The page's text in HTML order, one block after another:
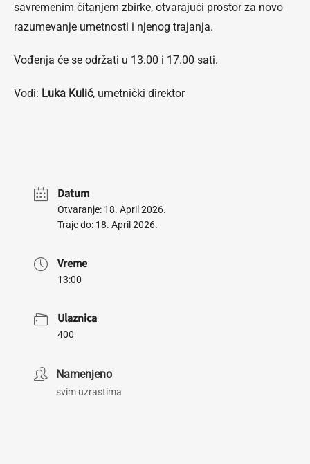
savremenim čitanjem zbirke, otvarajući prostor za novo
razumevanje umetnosti i njenog trajanja.
Vođenja će se održati u 13.00 i 17.00 sati.
Vodi: Luka Kulić, umetnički direktor
Datum
Otvaranje: 18. April 2026.
Traje do: 18. April 2026.
Vreme
13:00
Ulaznica
400
Namenjeno
svim uzrastima